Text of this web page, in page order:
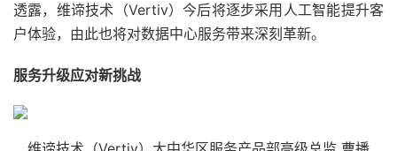
透露，维谛技术（Vertiv）今后将逐步采用人工智能提升客
户体验，由此也将对数据中心服务带来深刻革新。
服务升级应对新挑战